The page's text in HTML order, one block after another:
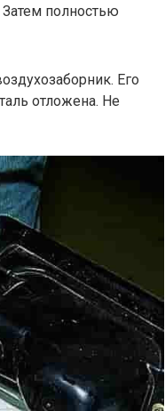
Затем полностью
Его
отложена. Не